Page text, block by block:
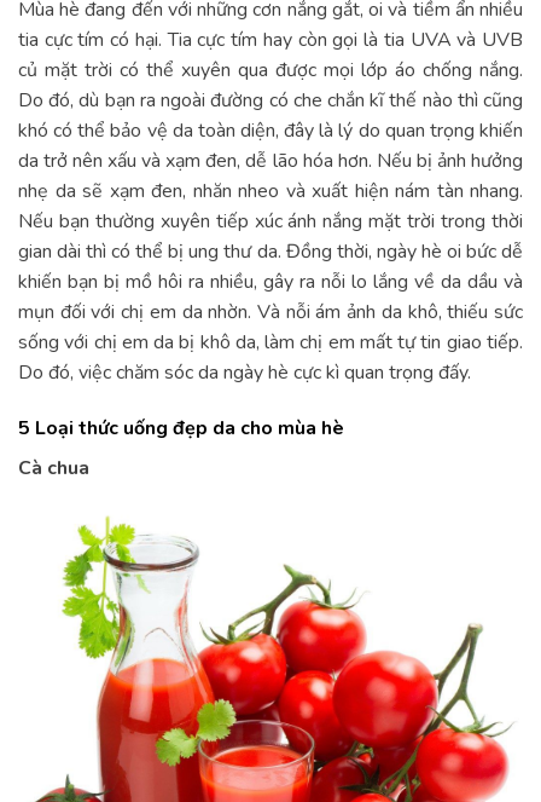
Mùa hè đang đến với những cơn nắng gắt, oi và tiềm ẩn nhiều
tia cực tím có hại. Tia cực tím hay còn gọi là tia UVA và UVB
củ mặt trời có thể xuyên qua được mọi lớp áo chống nắng.
Do đó, dù bạn ra ngoài đường có che chắn kĩ thế nào thì cũng
khó có thể bảo vệ da toàn diện, đây là lý do quan trọng khiến
da trở nên xấu và xạm đen, dễ lão hóa hơn. Nếu bị ảnh hưởng
nhẹ da sẽ xạm đen, nhăn nheo và xuất hiện nám tàn nhang.
Nếu bạn thường xuyên tiếp xúc ánh nắng mặt trời trong thời
gian dài thì có thể bị ung thư da. Đồng thời, ngày hè oi bức dễ
khiến bạn bị mồ hôi ra nhiều, gây ra nỗi lo lắng về da dầu và
mụn đối với chị em da nhờn. Và nỗi ám ảnh da khô, thiếu sức
sống với chị em da bị khô da, làm chị em mất tự tin giao tiếp.
Do đó, việc chăm sóc da ngày hè cực kì quan trọng đấy.
5 Loại thức uống đẹp da cho mùa hè
Cà chua